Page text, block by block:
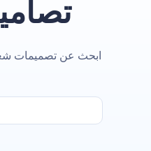
ابحث عن تصميمات